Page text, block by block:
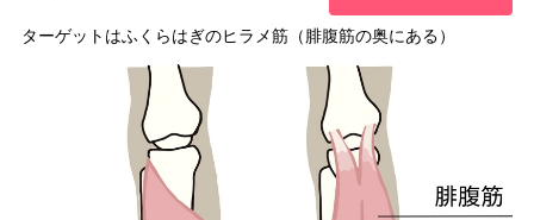
ターゲットはふくらはぎのヒラメ筋（腓腹筋の奥にある）